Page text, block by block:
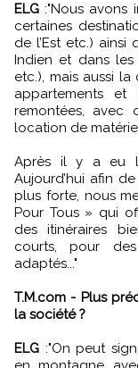
ELG :"Nous avons
certaines
de l’Est etc.) ainsi
Indien et dans
etc.), mais aussi
appartements
remontées, avec
location de
Après il y a eu
Aujourd’hui afin
plus forte, nous
Pour Tous » qui
des itinéraires
courts, pour
adaptés..."
T.M.com - Plus
la société ?
ELG :"On peut